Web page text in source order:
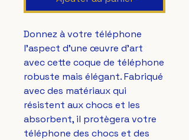
Donnez à votre téléphone
l'aspect d'une œuvre d'art
avec cette coque de téléphone
robuste mais élégant. Fabriqué
avec des matériaux qui
résistent aux chocs et les
absorbent, il protègera votre
téléphone des chocs et des